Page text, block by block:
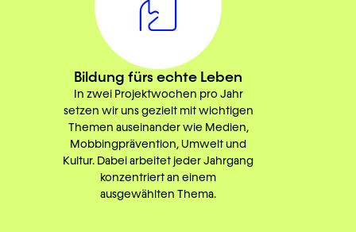
Bildung fürs echte Leben
In zwei Projektwochen pro Jahr
setzen wir uns gezielt mit wichtigen
Themen auseinander wie Medien,
Mobbingprävention, Umwelt und
Kultur. Dabei arbeitet jeder Jahrgang
konzentriert an einem
ausgewählten Thema.